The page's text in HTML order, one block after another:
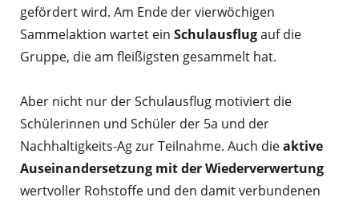
gefördert wird. Am Ende der vierwöchigen
Sammelaktion wartet ein Schulausflugauf die
Gruppe, die am fleißigsten gesammelt hat.
Aber nicht nur der Schulausflug motiviert die
Schülerinnen und Schüler der 5a und der
Nachhaltigkeits-Ag zur Teilnahme. Auch dieaktive
Auseinandersetzung mit der Wiederverwertung
wertvoller Rohstoffe und den damit verbundenen